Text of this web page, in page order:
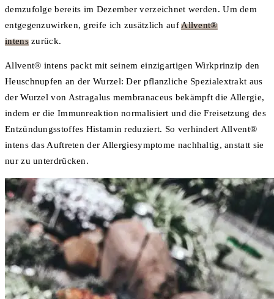
demzufolge bereits im Dezember verzeichnet werden. Um dem
entgegenzuwirken, greife ich zusätzlich aufAllvent®
intenszurück.
Allvent® intens packt mit seinem einzigartigen Wirkprinzip den
Heuschnupfen an der Wurzel: Der pflanzliche Spezialextrakt aus
der Wurzel von Astragalus membranaceus bekämpft die Allergie,
indem er die Immunreaktion normalisiert und die Freisetzung des
Entzündungsstoffes Histamin reduziert. So verhindert Allvent®
intens das Auftreten der Allergiesymptome nachhaltig, anstatt sie
nur zu unterdrücken.